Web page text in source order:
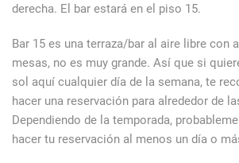
derecha. El bar estará en el piso 15.
Bar 15 es una terraza/bar al aire libre con
mesas, no es muy grande. Así que si
sol aquí cualquier día de la semana, te
hacer una reservación para alrededor de
Dependiendo de la temporada,
hacer tu reservación al menos un día o